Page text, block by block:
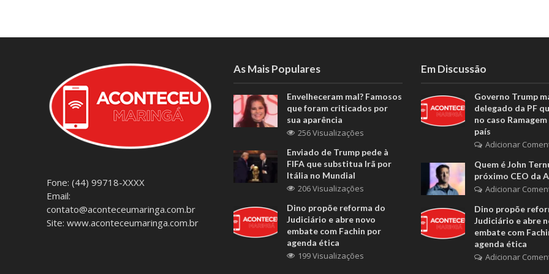
Fone: (44) 99718-XXXX
Email:
contato@aconteceumaringa.com.br
Site: www.aconteceumaringa.com.br
As Mais Populares
Envelheceram mal? Famosos
que foram criticados por
sua aparência
256 Visualizações
Enviado de Trump pede à
FIFA que substitua Irã por
Itália no Mundial
206 Visualizações
Dino propõe reforma do
Judiciário e abre novo
embate com Fachin por
agenda ética
199 Visualizações
Em Discussão
Governo Trump
delegado da PF
no caso
país
Adicionar
Quem é John
próximo CEO da
Adicionar
Dino propõe
Judiciário e abre
embate com
agenda ética
Adicionar